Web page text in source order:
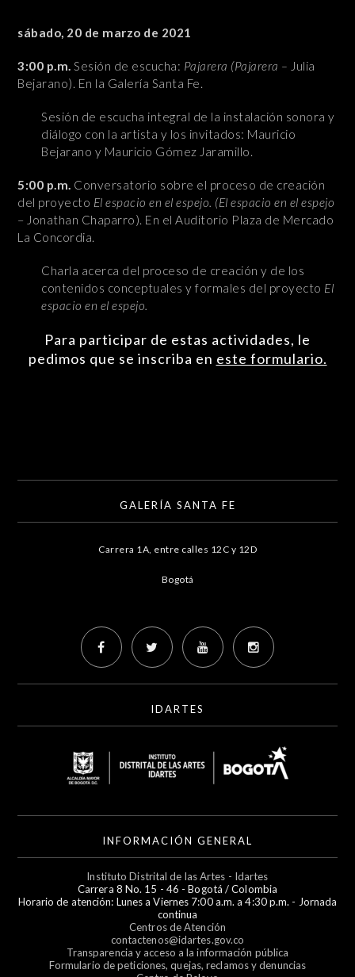
sábado, 20 de marzo de 2021
3:00 p.m.Sesión de escucha: Pajarera (Pajarera – Julia
Bejarano). En la Galería Santa Fe.
Sesión de escucha integral de la instalación sonora y
diálogo con la artista y los invitados: Mauricio
Bejarano y Mauricio Gómez Jaramillo.
5:00 p.m. Conversatorio sobre el proceso de creación
del proyecto El espacio en el espejo. (El espacio en el espejo
– Jonathan Chaparro). En el Auditorio Plaza de Mercado
La Concordia.
Charla acerca del proceso de creación y de los
contenidos conceptuales y formales del proyecto El
espacio en el espejo.
Para participar de estas actividades, le
pedimos que se inscriba en este formulario.
GALERÍA SANTA FE
Carrera 1A, entre calles 12C y 12D
Bogotá
IDARTES
INFORMACIÓN GENERAL
Instituto Distrital de las Artes - Idartes
Carrera 8 No. 15 - 46 - Bogotá / Colombia
Horario de atención: Lunes a Viernes 7:00 a.m. a 4:30 p.m. - Jornada
continua
Centros de Atención
contactenos@idartes.gov.co
Transparencia y acceso a la información pública
Formulario de peticiones, quejas, reclamos y denuncias